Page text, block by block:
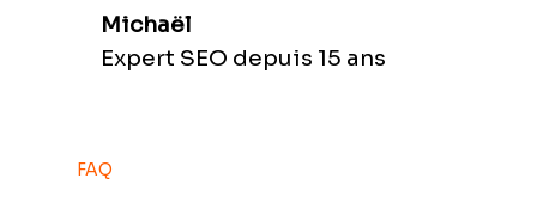
Michaël
Expert SEO depuis 15 ans
FAQ